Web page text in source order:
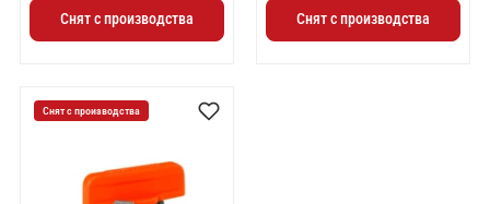
Снят с производства Снят с производства
Снят с производства